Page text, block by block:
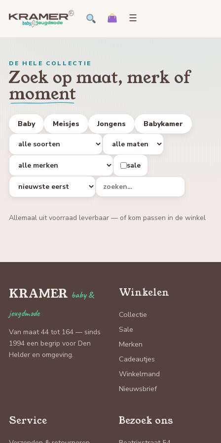
☰
DE HELE COLLECTIE
Zoek op maat, merk of
moment
Baby Meisjes Jongens Babykamer
sale
Allemaal uit voorraad leverbaar — of kom passen in de winkel
KRAMER baby &
jeugdmode
Van maat 44 tot 164 — sinds
1994 een begrip voor Den
Helder en omgeving.
Winkelen
Collectie
Sale
Merken
Cadeautjes
Winkelmand
Nieuwsbrief
Service Bezoek ons